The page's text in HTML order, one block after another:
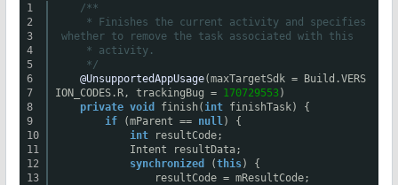
1
2
3
4
5
6
7
8
9
10
11
12
13
/**
* Finishes the current activity and specifies
whether to remove the task associated with this
* activity.
*/
@UnsupportedAppUsage(maxTargetSdk = Build.VERS
ION_CODES.R, trackingBug = 170729553)
private void finish( int finishTask) {
if
(mParent == null ) {
int
resultCode;
Intent resultData;
synchronized
(this) {
resultCode = mResultCode;